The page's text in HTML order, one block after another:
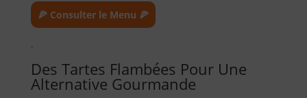
🍕 Consulter le Menu 🍕
.
Des Tartes Flambées Pour Une
Alternative Gourmande